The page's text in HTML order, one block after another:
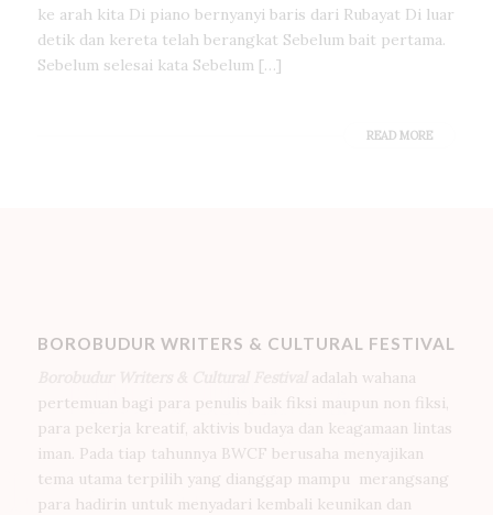
ke arah kita Di piano bernyanyi baris dari Rubayat Di luar
detik dan kereta telah berangkat Sebelum bait pertama.
Sebelum selesai kata Sebelum […]
READ MORE
BOROBUDUR WRITERS & CULTURAL FESTIVAL
adalah wahana
pertemuan bagi para penulis baik fiksi maupun non fiksi,
para pekerja kreatif, aktivis budaya dan keagamaan lintas
iman. Pada tiap tahunnya BWCF berusaha menyajikan
tema utama terpilih yang dianggap mampu merangsang
para hadirin untuk menyadari kembali keunikan dan